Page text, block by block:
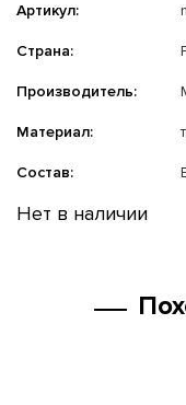
Артикул:
Страна:
Производитель:
Материал:
Состав:
Нет в наличии